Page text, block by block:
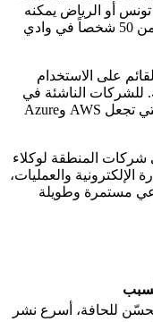
أو الرياض يمكنه
نشر بنية تحتية إنتاجية بنفس سهولة فريق من 50 شخصاً في وادي
على الاستخدام
للشركات الناشئة في
مراحلها الأولى، هذا يزيل التكاليف الثابتة التي تجعل AWS وAzure
المنطقة لوكلاء
والعمليات،
مستمرة وطويلة
للحافة، أسرع نشر